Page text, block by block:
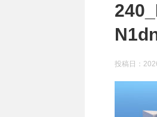
投稿日：